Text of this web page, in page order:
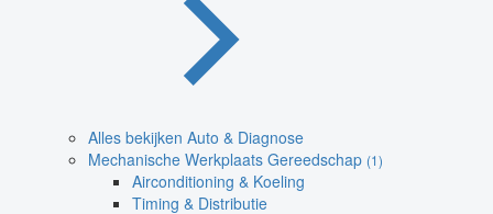
Alles bekijken Auto & Diagnose
Mechanische Werkplaats Gereedschap (1)
Airconditioning & Koeling
Timing & Distributie